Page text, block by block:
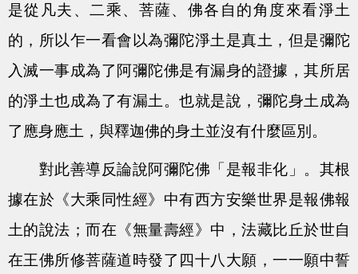
是從凡夫、二乘、菩薩、佛各自的角度來看淨土
的，所以乍一看會以為彌陀淨土是真土，但是彌陀
入滅一事成為了阿彌陀佛是有漏身的證據，其所居
的淨土也成為了有漏土。也就是說，彌陀身土成為
了應身應土，與釋迦佛的身土並沒有什麼區別。
對此善導反論說阿彌陀佛「是報非化」。其根
據在於《大乘同性經》中有西方安樂世界是報佛報
土的說法；而在《無量壽經》中，法藏比丘於世自
在王佛所修菩薩道時發了四十八大願，一一願中誓